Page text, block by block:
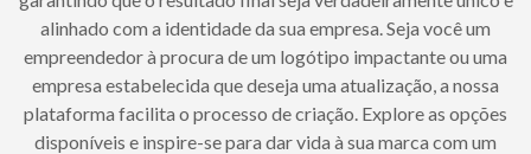
alinhado com a identidade da sua empresa. Seja você um
empreendedor à procura de um logótipo impactante ou uma
empresa estabelecida que deseja uma atualização, a nossa
plataforma facilita o processo de criação. Explore as opções
disponíveis e inspire-se para dar vida à sua marca com um